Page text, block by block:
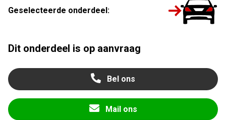
Geselecteerde onderdeel:
Dit onderdeel is op aanvraag
Bel ons
Mail ons